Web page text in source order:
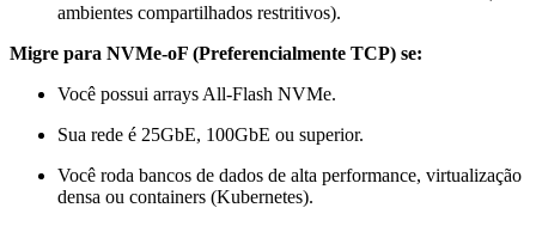
ambientes compartilhados restritivos).
Migre para NVMe-oF (Preferencialmente TCP) se:
Você possui arrays All-Flash NVMe.
Sua rede é 25GbE, 100GbE ou superior.
Você roda bancos de dados de alta performance, virtualização
densa ou containers (Kubernetes).